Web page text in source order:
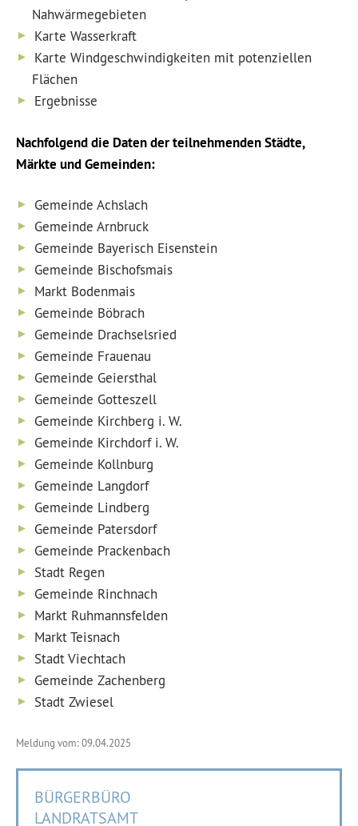
Nahwärmegebieten
Karte Wasserkraft
Karte Windgeschwindigkeiten mit potenziellen
Flächen
Ergebnisse
Nachfolgend die Daten der teilnehmenden Städte,
Märkte und Gemeinden:
Gemeinde Achslach
Gemeinde Arnbruck
Gemeinde Bayerisch Eisenstein
Gemeinde Bischofsmais
Markt Bodenmais
Gemeinde Böbrach
Gemeinde Drachselsried
Gemeinde Frauenau
Gemeinde Geiersthal
Gemeinde Gotteszell
Gemeinde Kirchberg i. W.
Gemeinde Kirchdorf i. W.
Gemeinde Kollnburg
Gemeinde Langdorf
Gemeinde Lindberg
Gemeinde Patersdorf
Gemeinde Prackenbach
Stadt Regen
Gemeinde Rinchnach
Markt Ruhmannsfelden
Markt Teisnach
Stadt Viechtach
Gemeinde Zachenberg
Stadt Zwiesel
Meldung vom: 09.04.2025
BÜRGERBÜRO
LANDRATSAMT